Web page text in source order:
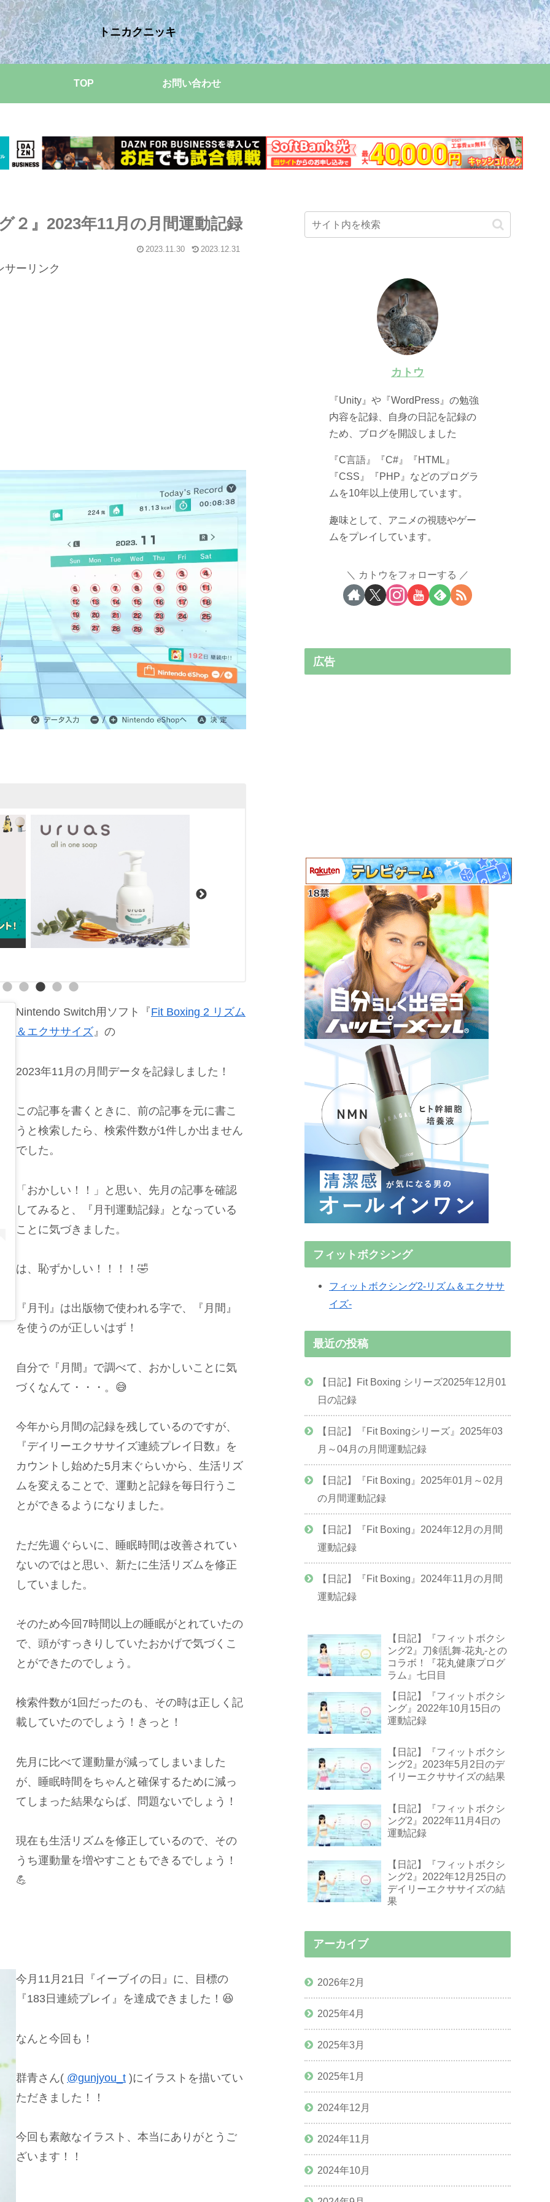
トニカクニッキ
TOP お問い合わせ
２』2023年11月の月間運動記録
2023.11.30 2023.12.31
サーリンク
Nintendo Switch用ソフト『Fit Boxing 2 リズム
＆エクササイズ』の
2023年11月の月間データを記録しました！
この記事を書くときに、前の記事を元に書こ
うと検索したら、検索件数が1件しか出ません
でした。
「おかしい！！」と思い、先月の記事を確認
してみると、『月刊運動記録』となっている
ことに気づきました。
は、恥ずかしい！！！！🤣
『月刊』は出版物で使われる字で、『月間』
を使うのが正しいはず！
自分で『月間』で調べて、おかしいことに気
づくなんて・・・。😅
今年から月間の記録を残しているのですが、
『デイリーエクササイズ連続プレイ日数』を
カウントし始めた5月末ぐらいから、生活リズ
ムを変えることで、運動と記録を毎日行うこ
とができるようになりました。
ただ先週ぐらいに、睡眠時間は改善されてい
ないのではと思い、新たに生活リズムを修正
していました。
そのため今回7時間以上の睡眠がとれていたの
で、頭がすっきりしていたおかげで気づくこ
とができたのでしょう。
検索件数が1回だったのも、その時は正しく記
載していたのでしょう！きっと！
先月に比べて運動量が減ってしまいました
が、睡眠時間をちゃんと確保するために減っ
てしまった結果ならば、問題ないでしょう！
現在も生活リズムを修正しているので、その
うち運動量を増やすこともできるでしょう！
💪
今月11月21日『イーブイの日』に、目標の
『183日連続プレイ』を達成できました！😆
なんと今回も！
群青さん( @gunjyou_t )にイラストを描いてい
ただきました！！
今回も素敵なイラスト、本当にありがとうご
ざいます！！
カトウ
『Unity』や『WordPress』の勉強
内容を記録、自身の日記を記録の
ため、ブログを開設しました
『C言語』『C#』『HTML』
『CSS』『PHP』などのプログラ
ムを10年以上使用しています。
趣味として、アニメの視聴やゲー
ムをプレイしています。
カトウをフォローする
広告
フィットボクシング
フィットボクシング2-リズム＆エクササ
イズ-
最近の投稿
【日記】Fit Boxing シリーズ2025年12月01
日の記録
【日記】『Fit Boxingシリーズ』2025年03
月～04月の月間運動記録
【日記】『Fit Boxing』2025年01月～02月
の月間運動記録
【日記】『Fit Boxing』2024年12月の月間
運動記録
【日記】『Fit Boxing』2024年11月の月間
運動記録
【日記】『フィットボクシ
ング2』刀剣乱舞-花丸-との
コラボ！『花丸健康プログ
ラム』七日目
【日記】『フィットボクシ
ング』2022年10月15日の
運動記録
【日記】『フィットボクシ
ング2』2023年5月2日のデ
イリーエクササイズの結果
【日記】『フィットボクシ
ング2』2022年11月4日の
運動記録
【日記】『フィットボクシ
ング2』2022年12月25日の
デイリーエクササイズの結
果
アーカイブ
2026年2月
2025年4月
2025年3月
2025年1月
2024年12月
2024年11月
2024年10月